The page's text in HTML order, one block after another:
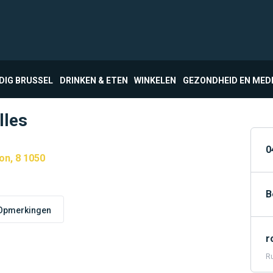
BRUSSEL DRINKEN & ETEN WINKELEN GEZONDHEID EN
8 1050